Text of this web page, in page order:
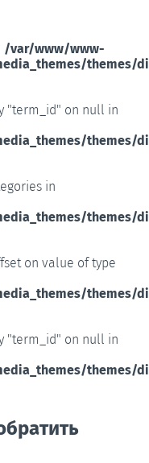
/var/www/www-
themes/
"term_id" on null in
themes/
in
themes/
on value of type
themes/
"term_id" on null in
themes/